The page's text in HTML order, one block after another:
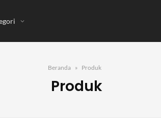
Beranda Produk
Produk